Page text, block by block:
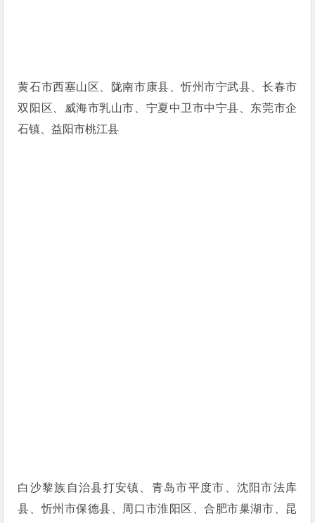
黄石市西塞山区、陇南市康县、忻州市宁武县、长春市
双阳区、威海市乳山市、宁夏中卫市中宁县、东莞市企
石镇、益阳市桃江县
白沙黎族自治县打安镇、青岛市平度市、沈阳市法库
县、忻州市保德县、周口市淮阳区、合肥市巢湖市、昆